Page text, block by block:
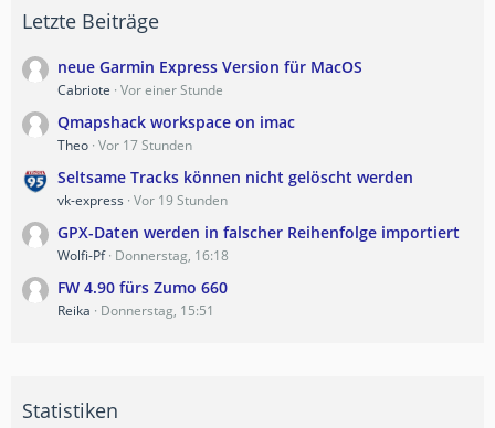
Letzte Beiträge
neue Garmin Express Version für MacOS
Cabriote Vor einer Stunde
Qmapshack workspace on imac
Theo Vor 17 Stunden
Seltsame Tracks können nicht gelöscht werden
vk-express Vor 19 Stunden
GPX-Daten werden in falscher Reihenfolge importiert
Wolfi-Pf Donnerstag, 16:18
FW 4.90 fürs Zumo 660
Reika Donnerstag, 15:51
Statistiken